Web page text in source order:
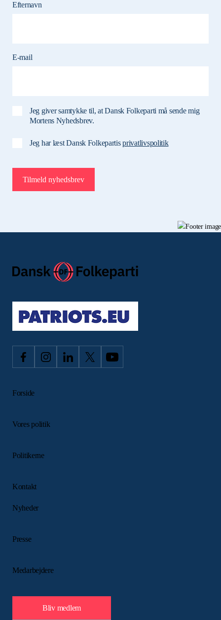
Efternavn
E-mail
Jeg giver samtykke til, at Dansk Folkeparti må sende mig
Mortens Nyhedsbrev.
Jeg har læst Dansk Folkepartisprivatlivspolitik
Forside
Vores politik
Politikerne
Kontakt
Nyheder
Presse
Medarbejdere
Bliv medlem